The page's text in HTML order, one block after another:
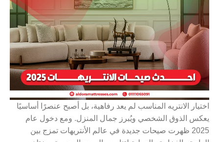
اختيار الانتريه المناسب لم يعد رفاهية، بل أصبح عنصرًا أساسيًا
يعكس الذوق الشخصي ويُبرز جمال المنزل. ومع دخول عام
2025 ظهرت صيحات جديدة في عالم الأنتريهات تمزج بين